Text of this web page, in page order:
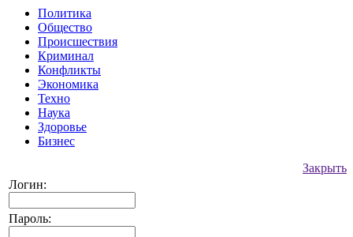
Политика
Общество
Происшествия
Криминал
Конфликты
Экономика
Техно
Наука
Здоровье
Бизнес
Закрыть
Логин:
Пароль: